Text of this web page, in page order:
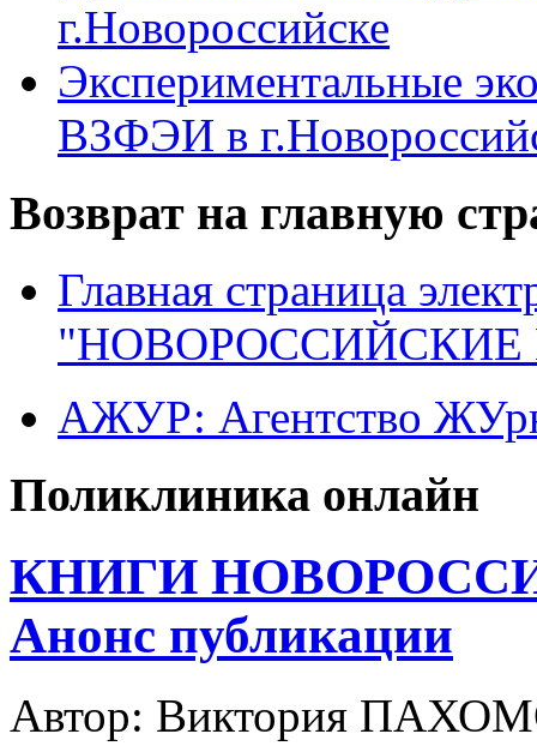
г.Новороссийске
Экспериментальные
ВЗФЭИ в
Возврат на главную
Главная страница
"НОВОРОССИЙСКИЕ
АЖУР: Агентство
Поликлиника онлайн
КНИГИ
Анонс публикации
Автор: Виктория